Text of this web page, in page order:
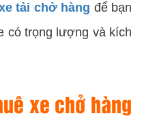
tải chở hàng để bạn
có trọng lượng và kích
xe chở hàng